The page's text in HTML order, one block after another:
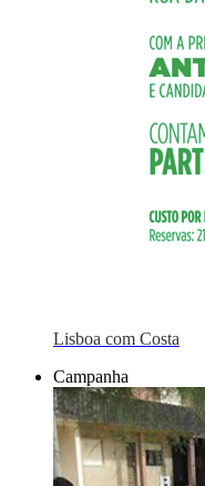
Lisboa com Costa
Campanha